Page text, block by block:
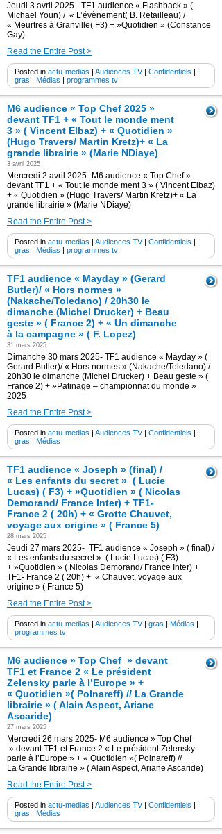
Jeudi 3 avril 2025- TF1 audience « Flashback » (
Michaël Youn) / « L’évènement( B. Retailleau) /
« Meurtres à Granville( F3) + »Quotidien » (Constance
Gay)
Read the Entire Post >
Posted in actu-medias | Audiences TV| Confidentiels |
gras | Médias | programmes tv
M6 audience « Top Chef 2025 »
devant TF1 + « Tout le monde ment
3 » ( Vincent Elbaz) + « Quotidien »
(Hugo Travers/ Martin Kretz)+ « La
grande librairie » (Marie NDiaye)
3 avril 2025
Mercredi 2 avril 2025- M6 audience « Top Chef »
devant TF1 + « Tout le monde ment 3 » ( Vincent Elbaz)
+ « Quotidien » (Hugo Travers/ Martin Kretz)+ « La
grande librairie » (Marie NDiaye)
Read the Entire Post >
Posted in actu-medias | Audiences TV| Confidentiels |
gras | Médias | programmes tv
TF1 audience « Mayday » (Gerard
Butler)/ « Hors normes »
(Nakache/Toledano) / 20h30 le
dimanche (Michel Drucker) + Beau
geste » ( France 2) + « Un dimanche
à la campagne » ( F. Lopez)
31 mars 2025
Dimanche 30 mars 2025- TF1 audience « Mayday » (
Gerard Butler)/ « Hors normes » (Nakache/Toledano) /
20h30 le dimanche (Michel Drucker) + Beau geste » (
France 2) + »Patinage – championnat du monde »
2025
Read the Entire Post >
Posted in actu-medias | Audiences TV| Confidentiels |
gras | Médias
TF1 audience « Joseph » (final) /
« Les enfants du secret » ( Lucie
Lucas) ( F3) + »Quotidien » ( Nicolas
Demorand/ France Inter) + TF1-
France 2 ( 20h) + « Grotte Chauvet,
voyage aux origine » ( France 5)
28 mars 2025
Jeudi 27 mars 2025- TF1 audience « Joseph » ( final) /
« Les enfants du secret » ( Lucie Lucas) ( F3)
+ »Quotidien » ( Nicolas Demorand/ France Inter) +
TF1- France 2 ( 20h) + « Chauvet, voyage aux
origine » ( France 5)
Read the Entire Post >
Posted in actu-medias | Audiences TV| gras | Médias |
programmes tv
M6 audience » Top Chef » devant
TF1 et France 2 « Le président
Zelensky parle à l’Europe » +
« Quotidien »( Polnareff) // La Grande
librairie » ( Alain Aspect, Ariane
Ascaride)
27 mars 2025
Mercredi 26 mars 2025- M6 audience » Top Chef
» devant TF1 et France 2 « Le président Zelensky
parle à l’Europe » + « Quotidien »( Polnareff) //
La Grande librairie » ( Alain Aspect, Ariane Ascaride)
Read the Entire Post >
Posted in actu-medias | Audiences TV| Confidentiels |
gras | Médias